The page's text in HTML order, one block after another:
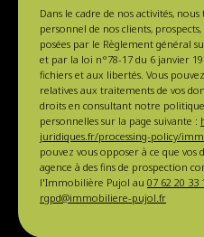
Dans le cadre de nos activités,
personnel de nos clients,
posées par le Règlement général
et par la loi n°78-17 du 6 janvier
fichiers et aux libertés. Vous
relatives aux traitements de vos
droits en consultant notre
personnelles sur la page suivante :
juridiques.fr/processing-policy/
pouvez vous opposer à ce que
agence à des fins de prospection
l'Immobilière Pujol au 07 62 20 33
rgpd@immobiliere-pujol.fr